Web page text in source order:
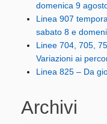
domenica 9
Linea 907
sabato 8 e
Linee 704, 705,
Variazioni ai
Linea 825 – Da
Archivi